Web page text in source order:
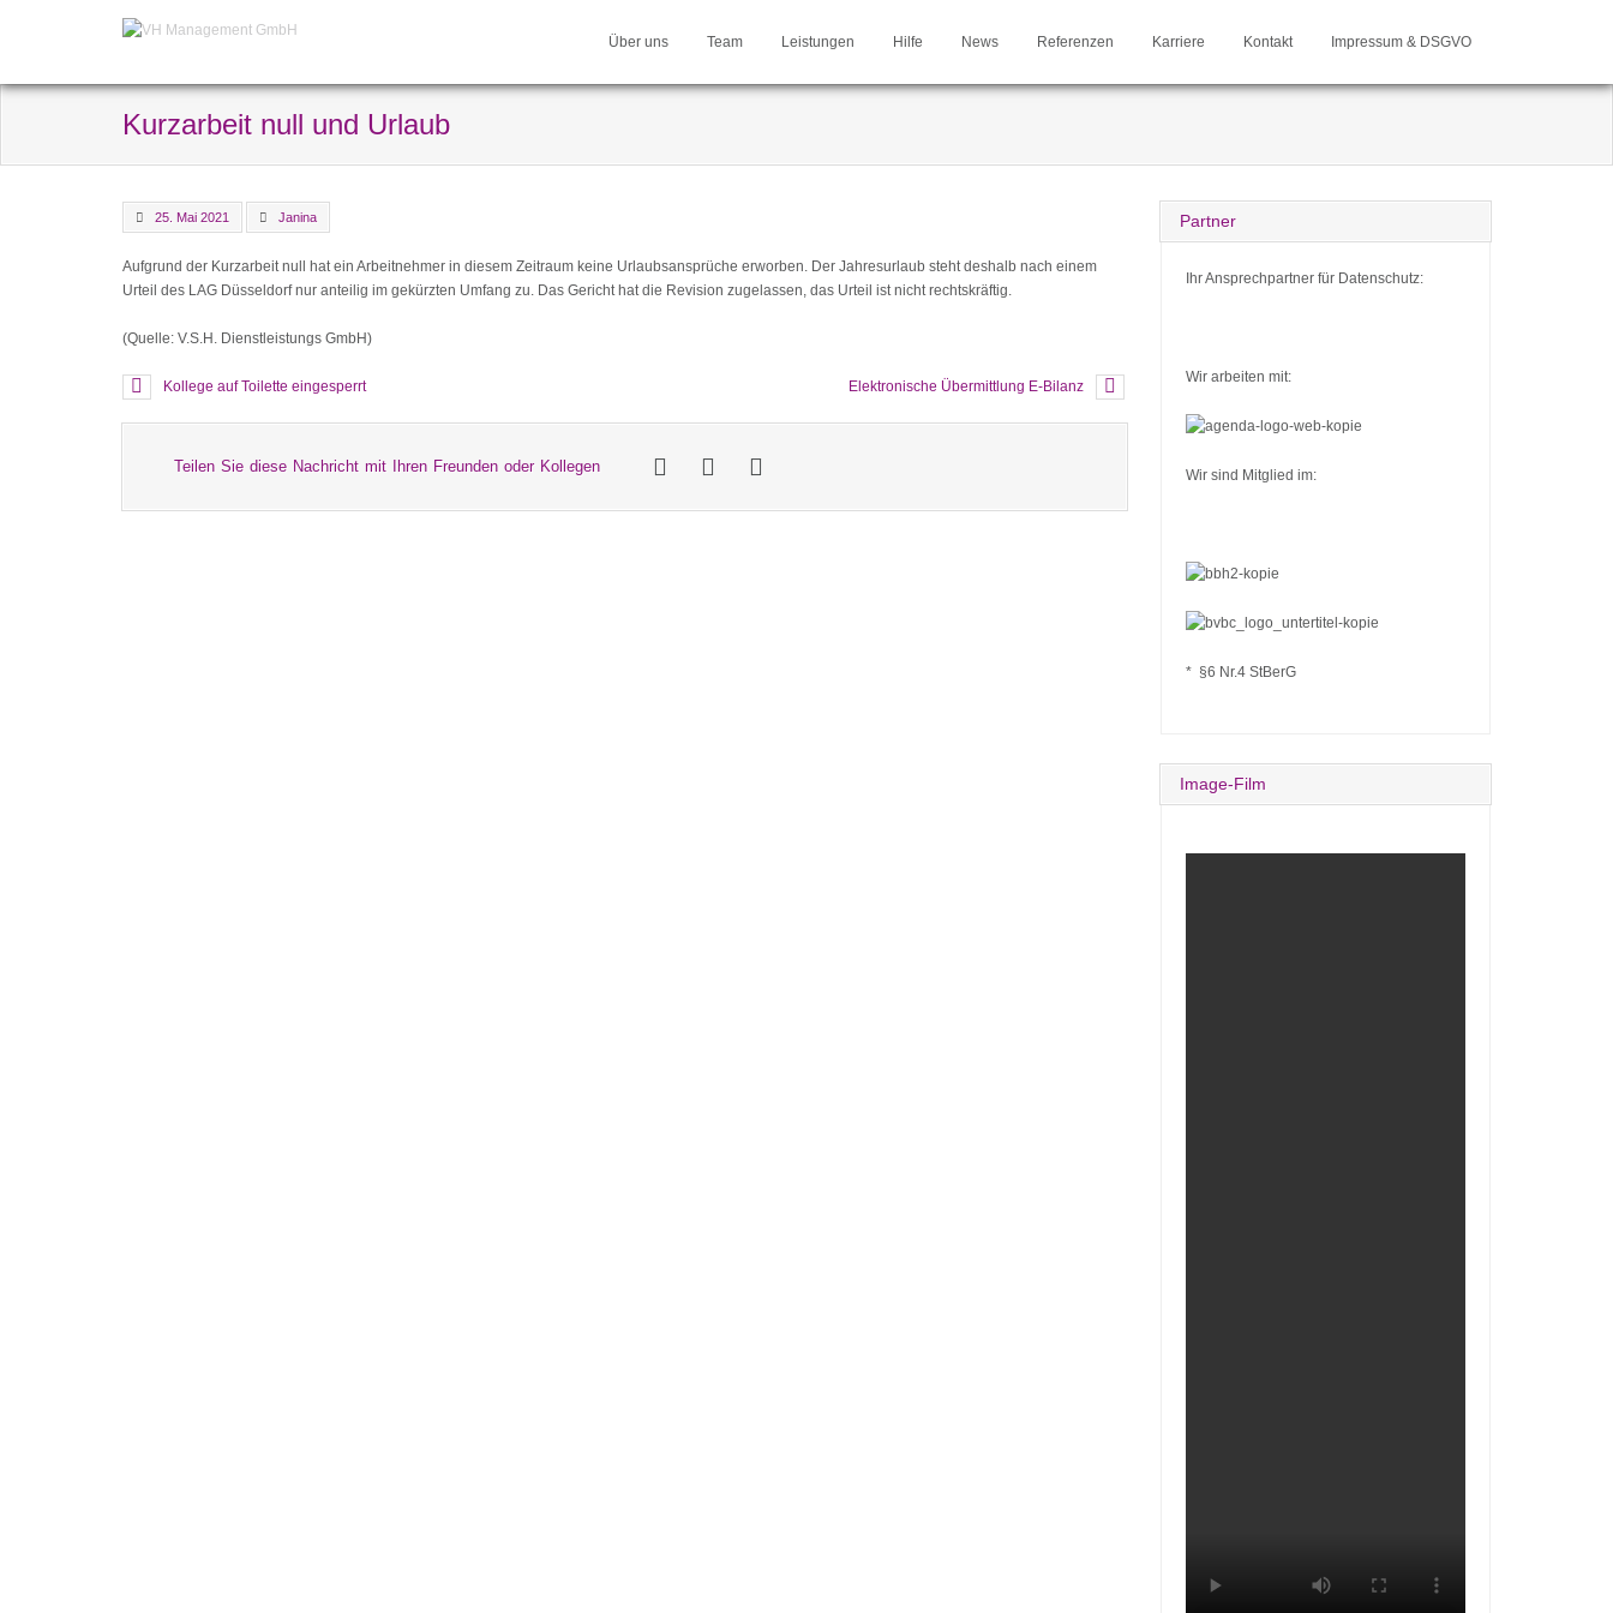
Über uns Team Leistungen Hilfe News Referenzen Karriere Kontakt Impressum & DSGVO
Kurzarbeit null und Urlaub
25. Mai 2021 Janina
Aufgrund der Kurzarbeit null hat ein Arbeitnehmer in diesem Zeitraum keine Urlaubsansprüche erworben. Der Jahresurlaub steht deshalb nach einem
Urteil des LAG Düsseldorf nur anteilig im gekürzten Umfang zu. Das Gericht hat die Revision zugelassen, das Urteil ist nicht rechtskräftig.
(Quelle: V.S.H. Dienstleistungs GmbH)
Kollege auf Toilette eingesperrt Elektronische Übermittlung E-Bilanz
Teilen Sie diese Nachricht mit Ihren Freunden oder Kollegen
Partner
Ihr Ansprechpartner für Datenschutz:
Wir arbeiten mit:
Wir sind Mitglied im:
* §6 Nr.4 StBerG
Image-Film